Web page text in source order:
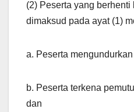
(2) Peserta yang
dimaksud pada ayat (1)
a. Peserta
b. Peserta terkena
dan